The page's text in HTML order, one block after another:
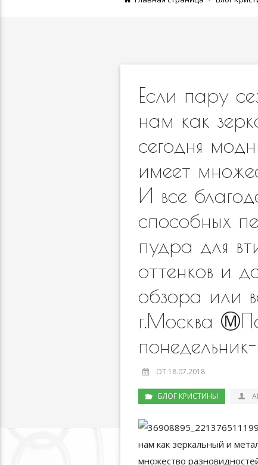
Если пару
нам как
сегодня
имеет
И все
способных
пудра для
оттенков и
обзора или
г.Москва
ОТ 18.07.2018
БЛОГ КРИСТИНЫ